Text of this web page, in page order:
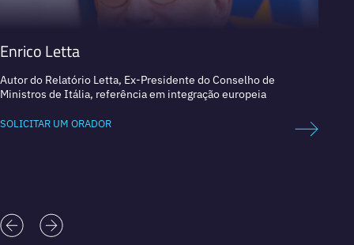
Enrico Letta
Autor do Relatório Letta, Ex-Presidente do Conselho de
Ministros de Itália, referência em integração europeia
SOLICITAR UM ORADOR